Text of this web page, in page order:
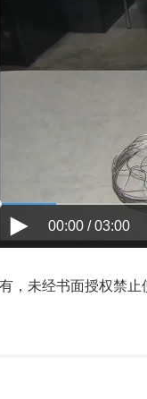
00:00 / 03:00
，未经书面授权禁